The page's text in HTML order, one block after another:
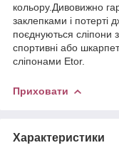
кольору.Дивовижно
заклепками і потерті
поєднуються сліпони
спортивні або
сліпонами Etor.
Приховати
Характеристики